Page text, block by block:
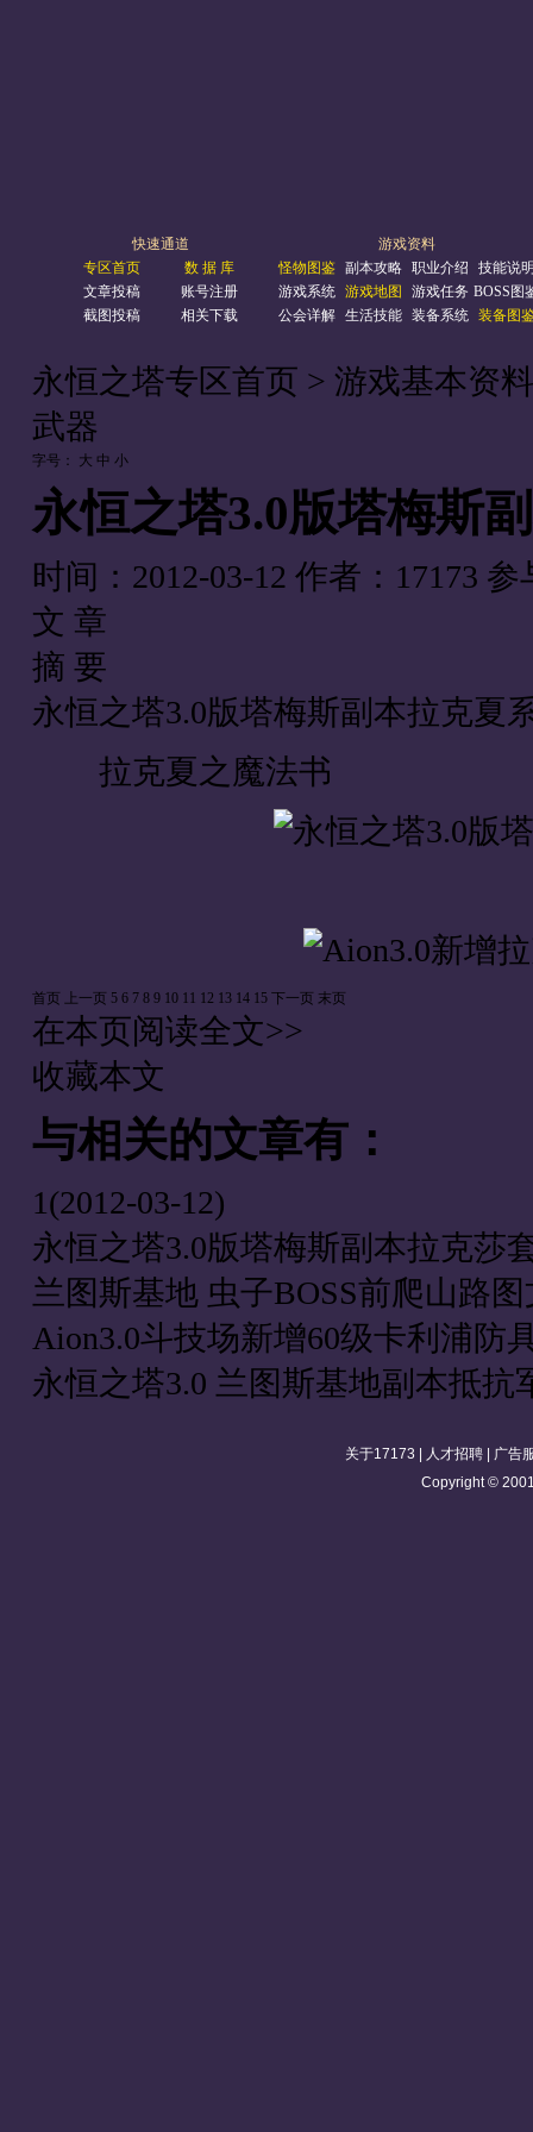
快速通道
专区首页
数 据 库
文章投稿
账号注册
截图投稿
相关下载
游戏资料
怪物图鉴
副本攻略 职业介绍
技能说
游戏系统
游戏地图 游戏任务 BOSS图
公会详解
生活技能 装备系统 装备图
永恒之塔专区首页 > 游戏基本资
武器
字号： 大 中 小
永恒之塔3.0版塔梅斯
时间：2012-03-12 作者：17173 参
文 章
摘 要
永恒之塔3.0版塔梅斯副本拉克夏
拉克夏之魔法书
首页 上一页 5 6 7 8 9 10 11 12 13 14 15 下一页 末页
在本页阅读全文>>
收藏本文
与相关的文章有：
1(2012-03-12)
永恒之塔3.0版塔梅斯副本拉克莎
兰图斯基地 虫子BOSS前爬山路
Aion3.0斗技场新增60级卡利浦防
永恒之塔3.0 兰图斯基地副本抵抗
关于17173 人才招聘|
广告
Copyright ©